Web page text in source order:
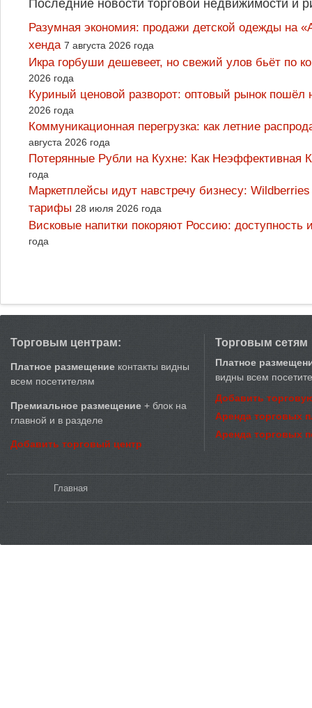
Последние новости торговой недвижимости и
Разумная экономия: продажи детской одежды на
хенда 7 августа 2026 года
Икра горбуши дешевеет, но свежий улов бьёт по
2026 года
Куриный ценовой разворот: оптовый рынок
2026 года
Коммуникационная перегрузка: как летние
августа 2026 года
Потерянные Рубли на Кухне: Как
года
Маркетплейсы идут навстречу бизнесу:
тарифы 28 июля 2026 года
Висковые напитки покоряют Россию:
года
Торговым центрам:
Платное размещение контакты видны
всем посетителям
Премиальное размещение + блок на
главной и в разделе
Добавить торговый центр
Торговым сетям
Платное
видны всем
Добавить
Аренда торговых
Аренда торговых
Главная